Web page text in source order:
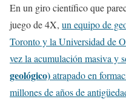
En un giro científico que
juego de 4X, un equipo de
Toronto y la Universidad de
vez la acumulación masiva y
geológico)atrapado en
millones de años de